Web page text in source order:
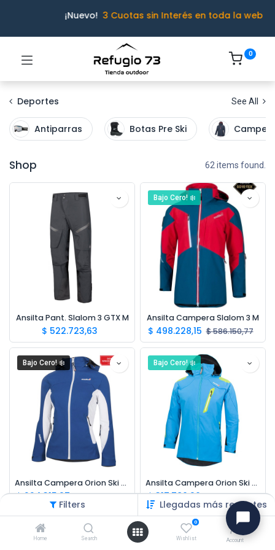
Filters Llegadas más recientes
Home Search
0
Wishlist Account
¡Nuevo! 3 Cuotas sin Interés en toda la web
0
Deportes See All
Antiparras Botas Pre Ski
Shop 62 items found.
Ansilta Pant. Slalom 3 GTX M
$ 522.723,63
Bajo Cero! ❄️
Ansilta Campera Slalom 3 M
$ 498.228,15 $586.150,77
Bajo Cero! ❄️
Ansilta Campera Orion Ski 3 W
$224.315,97 $373.859,94
Bajo Cero! ❄️
Ansilta Campera Orion Ski 3 M
$317.780,96 $373.859,94
Ivo · Refugio 73
● En línea